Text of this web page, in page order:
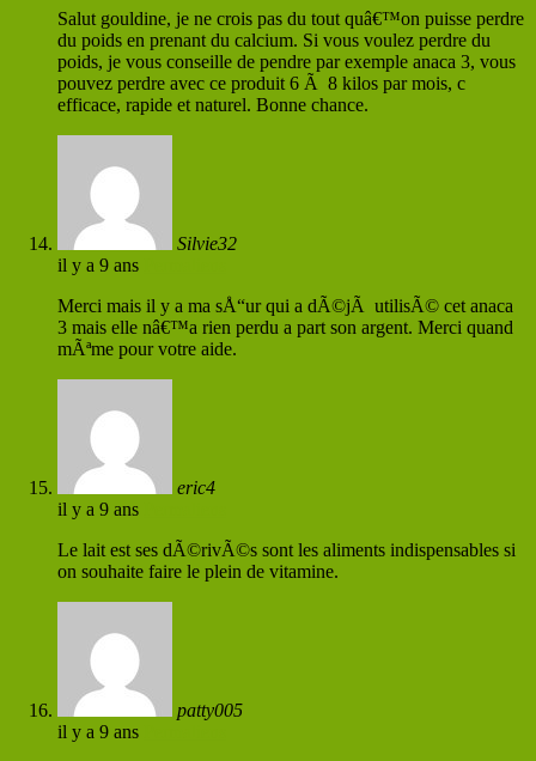
Salut gouldine, je ne crois pas du tout quâ€™on puisse perdre
du poids en prenant du calcium. Si vous voulez perdre du
poids, je vous conseille de pendre par exemple anaca 3, vous
pouvez perdre avec ce produit 6 Ã 8 kilos par mois, c
efficace, rapide et naturel. Bonne chance.
Silvie32
il y a 9 ans
Merci mais il y a ma sÅ“ur qui a dÃ©jÃ utilisÃ© cet anaca
3 mais elle nâ€™a rien perdu a part son argent. Merci quand
mÃªme pour votre aide.
eric4
il y a 9 ans
Le lait est ses dÃ©rivÃ©s sont les aliments indispensables si
on souhaite faire le plein de vitamine.
patty005
il y a 9 ans